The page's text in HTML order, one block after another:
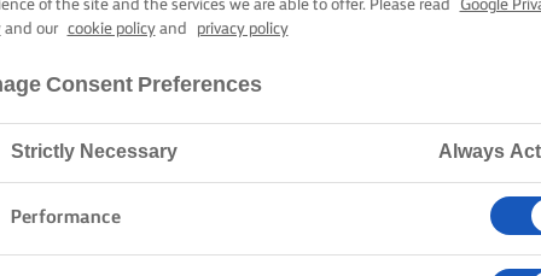
ΜΥΡΩΔΙΚΆ
of the site and the services we are able to offer. Please read
Google
and our cookie policyand privacy policy
Consent Preferences
Strictly Necessary Always
Performance